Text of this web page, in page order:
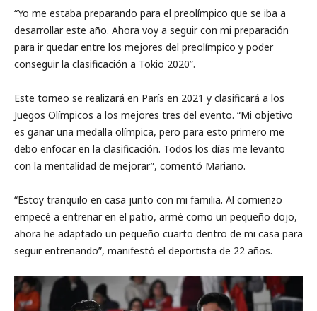
“Yo me estaba preparando para el preolímpico que se iba a
desarrollar este año. Ahora voy a seguir con mi preparación
para ir quedar entre los mejores del preolímpico y poder
conseguir la clasificación a Tokio 2020”.
Este torneo se realizará en París en 2021 y clasificará a los
Juegos Olímpicos a los mejores tres del evento. “Mi objetivo
es ganar una medalla olímpica, pero para esto primero me
debo enfocar en la clasificación. Todos los días me levanto
con la mentalidad de mejorar”, comentó Mariano.
“Estoy tranquilo en casa junto con mi familia. Al comienzo
empecé a entrenar en el patio, armé como un pequeño dojo,
ahora he adaptado un pequeño cuarto dentro de mi casa para
seguir entrenando”, manifestó el deportista de 22 años.